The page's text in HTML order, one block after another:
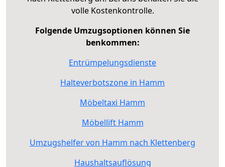
volle Kostenkontrolle.
Folgende Umzugsoptionen können Sie
benkommen:
Entrümpelungsdienste
Halteverbotszone in Hamm
Möbeltaxi Hamm
Möbellift Hamm
Umzugshelfer von Hamm nach Klettenberg
Haushaltsauflösung